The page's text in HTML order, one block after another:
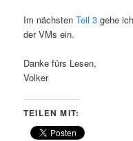
Im nächstenTeil 3 gehe
der VMs ein.
Danke fürs Lesen,
Volker
TEILEN MIT: